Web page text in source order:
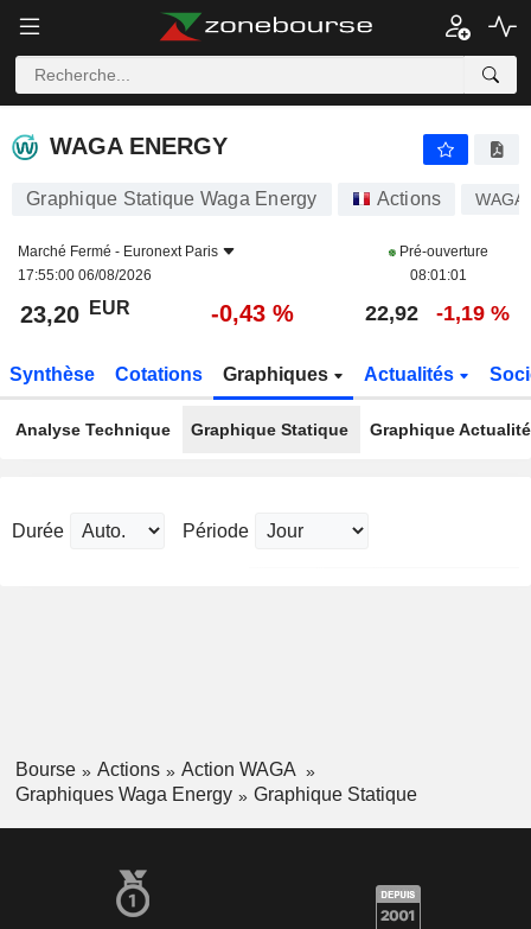
WAGA ENERGY
WAGA ENERGY
Graphique Statique Waga Energy Actions WAGA
Marché Fermé - Euronext Paris
17:55:00 06/08/2026
Pré-ouverture
08:01:01
23,20 EUR -0,43 % 22,92 -1,19 %
Synthèse Cotations Graphiques Actualités
Analyse Technique Graphique Statique Graphique
Durée Période
Bourse Actions
Action WAGA
Graphiques Waga Energy
Graphique Statique